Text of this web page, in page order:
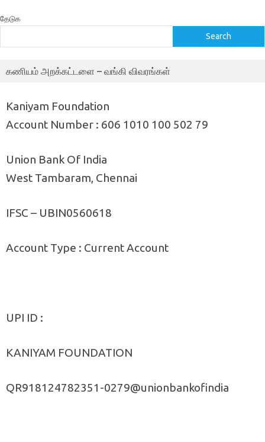
தேடுக
Search
கணியம் அறக்கட்டளை – வங்கி விவரங்கள்
Kaniyam Foundation
Account Number : 606 1010 100 502 79
Union Bank Of India
West Tambaram, Chennai
IFSC – UBIN0560618
Account Type : Current Account
UPI ID :
KANIYAM FOUNDATION
QR918124782351-0279@unionbankofindia